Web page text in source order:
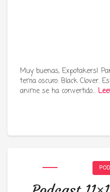
Muy buenas, Expotakers!
tema oscuro: Black Clover.
anime se ha convertido…